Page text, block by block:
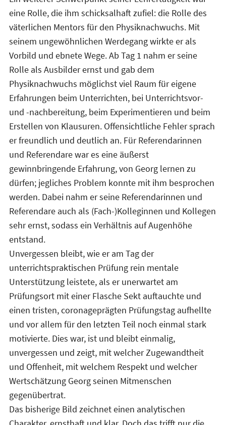
eine Rolle, die ihm schicksalhaft zufiel: die Rolle des
väterlichen Mentors für den Physiknachwuchs. Mit
seinem ungewöhnlichen Werdegang wirkte er als
Vorbild und ebnete Wege. Ab Tag 1 nahm er seine
Rolle als Ausbilder ernst und gab dem
Physiknachwuchs möglichst viel Raum für eigene
Erfahrungen beim Unterrichten, bei Unterrichtsvor-
und -nachbereitung, beim Experimentieren und beim
Erstellen von Klausuren. Offensichtliche Fehler sprach
er freundlich und deutlich an. Für Referendarinnen
und Referendare war es eine äußerst
gewinnbringende Erfahrung, von Georg lernen zu
dürfen; jegliches Problem konnte mit ihm besprochen
werden. Dabei nahm er seine Referendarinnen und
Referendare auch als (Fach-)Kolleginnen und Kollegen
sehr ernst, sodass ein Verhältnis auf Augenhöhe
entstand.
Unvergessen bleibt, wie er am Tag der
unterrichtspraktischen Prüfung rein mentale
Unterstützung leistete, als er unerwartet am
Prüfungsort mit einer Flasche Sekt auftauchte und
einen tristen, coronageprägten Prüfungstag aufhellte
und vor allem für den letzten Teil noch einmal stark
motivierte. Dies war, ist und bleibt einmalig,
unvergessen und zeigt, mit welcher Zugewandtheit
und Offenheit, mit welchem Respekt und welcher
Wertschätzung Georg seinen Mitmenschen
gegenübertrat.
Das bisherige Bild zeichnet einen analytischen